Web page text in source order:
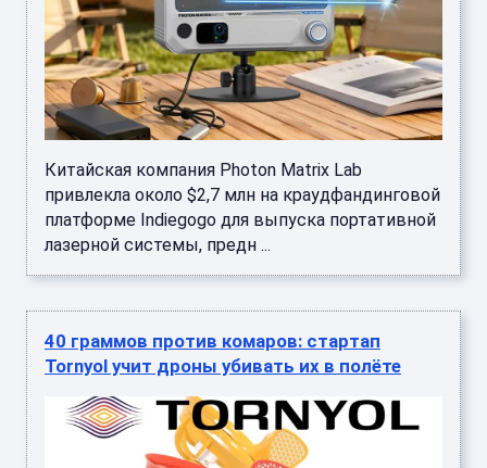
Китайская компания Photon Matrix Lab
привлекла около $2,7 млн на краудфандинговой
платформе Indiegogo для выпуска портативной
лазерной системы, предн ...
40 граммов против комаров: стартап
Tornyol учит дроны убивать их в полёте